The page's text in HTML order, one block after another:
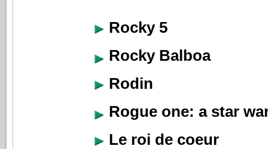
Rocky 5
Rocky Balboa
Rodin
Rogue one: a star
Le roi de coeur